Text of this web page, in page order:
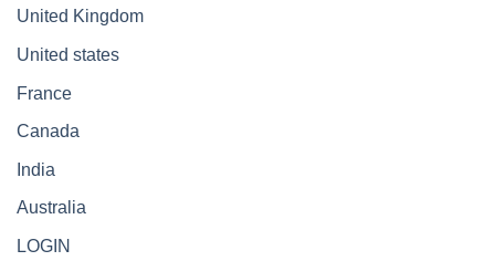
United Kingdom
United states
France
Canada
India
Australia
LOGIN